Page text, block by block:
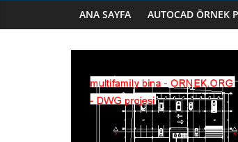
ANA SAYFA AUTOCAD ÖRNEK